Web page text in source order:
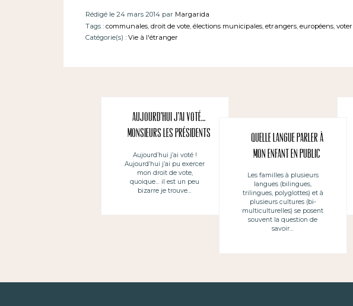
Rédigé le 24 mars 2014 par Margarida
Tags : communales, droit de vote, élections municipales, etrangers, européens, voter
Catégorie(s) : Vie à l'étranger
Aujourd’hui j’ai voté…
Monsieurs les Présidents
Aujourd’hui j’ai voté !
Aujourd’hui j’ai pu exercer
mon droit de vote,
quoique… il est un peu
bizarre je trouve…
Quelle langue parler à
mon enfant en public
Les familles à plusieurs
langues (bilingues,
trilingues, polyglottes) et à
plusieurs cultures (bi-
multiculturelles) se posent
souvent la question de
savoir…